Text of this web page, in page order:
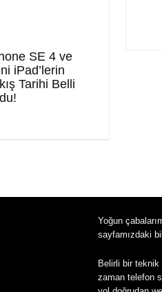
SE 4 ve
iPad’lerin
Tarihi Belli
Yoğun
sayfamızdaki
Belirli bir
zaman telefon